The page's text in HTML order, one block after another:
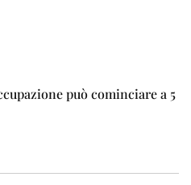
può cominciare a 5